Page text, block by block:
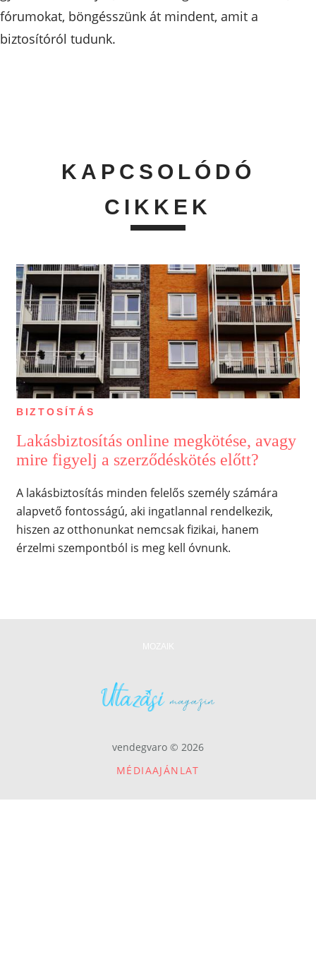
fórumokat, böngésszünk át mindent, amit a
biztosítóról tudunk.
KAPCSOLÓDÓ
CIKKEK
BIZTOSÍTÁS
Lakásbiztosítás online megkötése, avagy
mire figyelj a szerződéskötés előtt?
A lakásbiztosítás minden felelős személy számára
alapvető fontosságú, aki ingatlannal rendelkezik,
hiszen az otthonunkat nemcsak fizikai, hanem
érzelmi szempontból is meg kell óvnunk.
vendegvaro © 2026
MÉDIAAJÁNLAT